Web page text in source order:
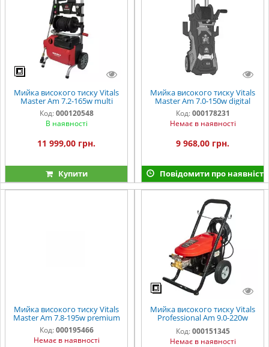
Мийка високого тиску Vitals
Master Am 7.2-165w multi
Код: 000120548
В наявності
11 999,00 грн.
Купити
Мийка високого тиску Vitals
Master Am 7.0-150w digital
Код: 000178231
Немає в наявності
9 968,00 грн.
Повідомити про наявність
Мийка високого тиску Vitals
Master Am 7.8-195w premium
Код: 000195466
Немає в наявності
Мийка високого тиску Vitals
Professional Am 9.0-220w
commercial
Код: 000151345
Немає в наявності